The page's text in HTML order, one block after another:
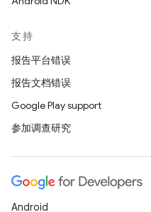
支持
报告平台错误
报告文档错误
Google Play support
参加调查研究
Android